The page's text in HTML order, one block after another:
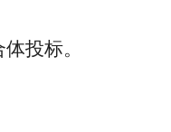
投标。